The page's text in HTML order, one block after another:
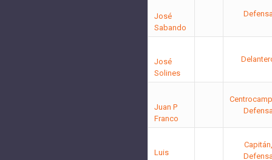
José
Sabando
José
Solines
Juan P
Franco
Luis
Capitán,